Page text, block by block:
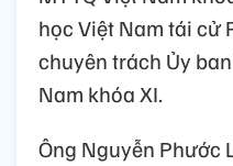
học Việt Nam tái cử
chuyên trách Ủy
Nam khóa XI.
Ông Nguyễn Phước